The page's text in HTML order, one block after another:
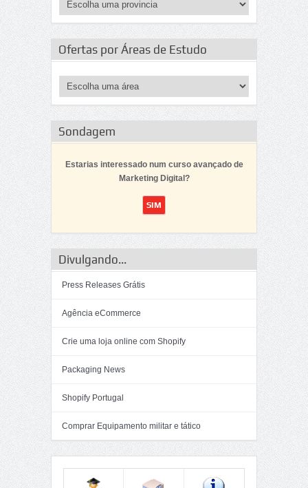
Ofertas por Áreas de Estudo
Sondagem
Estarias interessado num curso avançado de
Marketing Digital?
Divulgando...
Press Releases Grátis
Agência eCommerce
Crie uma loja online com Shopify
Packaging News
Shopify Portugal
Comprar Equipamento militar e tático